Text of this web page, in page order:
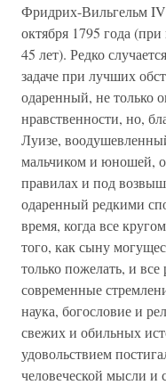
Фридрих-Вильгельм
октября 1795 года
45 лет). Редко
задаче при лучших
одаренный, не только
нравственности, но,
Луизе,
мальчиком и юношей,
правилах и под
одаренный редкими
время, когда все
того, как сыну
только пожелать, и все
современные
наука, богословие и
свежих и обильных
удовольствием
человеческой мысли и